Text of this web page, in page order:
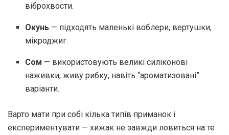
віброхвости.
Окунь — підходять маленькі воблери, вертушки,
мікроджиг.
Сом — використовують великі силіконові
наживки, живу рибку, навіть “ароматизовані”
варіанти.
Варто мати при собі кілька типів приманок і
експериментувати — хижак не завжди ловиться на те